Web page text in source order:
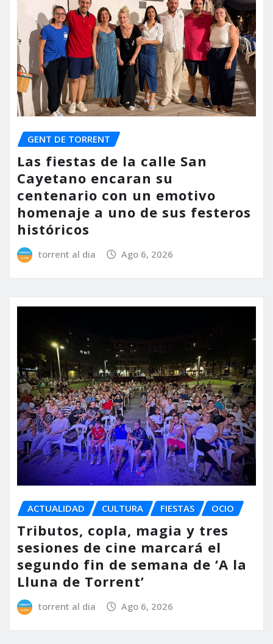
GENT DE TORRENT
Las fiestas de la calle San
Cayetano encaran su
centenario con un emotivo
homenaje a uno de sus festeros
históricos
torrent al dia Ago 6, 2026
ACTUALIDAD CULTURA FIESTAS OCIO
Tributos, copla, magia y tres
sesiones de cine marcará el
segundo fin de semana de ‘A la
Lluna de Torrent’
torrent al dia Ago 6, 2026